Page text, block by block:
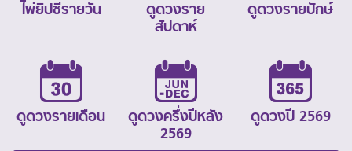
ไพ่ยิปซีรายวัน
ดูดวงราย
สัปดาห์
ดูดวงรายปักษ์
ดูดวงรายเดือน
ดูดวงครึ่งปีหลัง
2569
ดูดวงปี 2569